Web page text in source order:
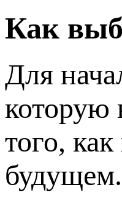
Как
Для
которую
того,
будущем.